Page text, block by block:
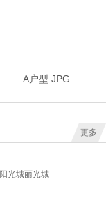
A户型.JPG
更多